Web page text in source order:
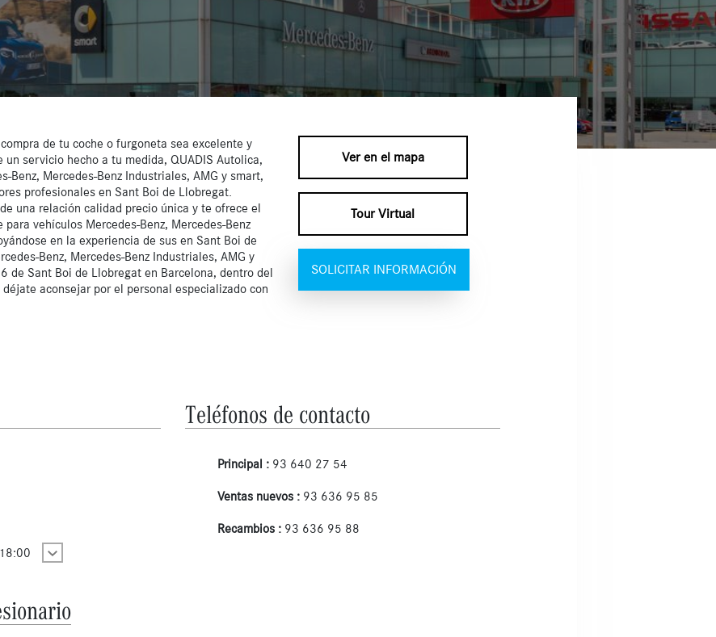
de tu coche o furgoneta sea excelente y
servicio hecho a tu medida, QUADIS Autolica,
Benz, Mercedes-Benz Industriales, AMG y smart,
profesionales en Sant Boi de Llobregat.
una relación calidad precio única y te ofrece el
vehículos Mercedes-Benz, Mercedes-Benz
en la experiencia de sus en Sant Boi de
Benz, Mercedes-Benz Industriales, AMG y
de Sant Boi de Llobregat en Barcelona, dentro del
aconsejar por el personal especializado con
Ver en el mapa
Tour Virtual
SOLICITAR INFORMACIÓN
Teléfonos de contacto
Principal : 93 640 27 54
Ventas nuevos : 93 636 95 85
Recambios : 93 636 95 88